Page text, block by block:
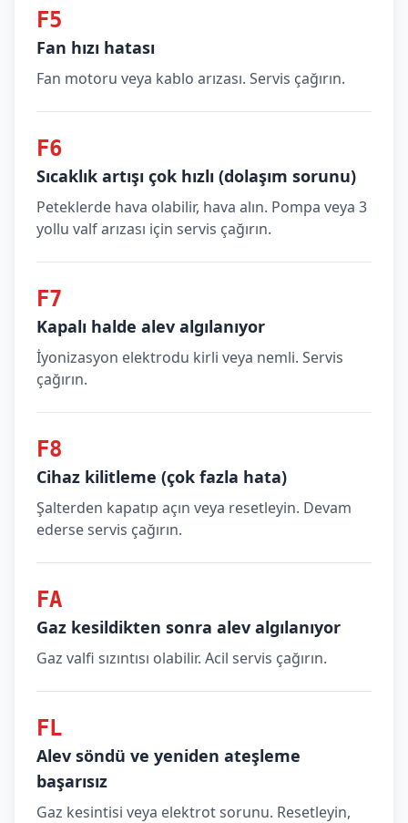
F5
Fan hızı hatası
Fan motoru veya kablo arızası. Servis çağırın.
F6
Sıcaklık artışı çok hızlı (dolaşım sorunu)
Peteklerde hava olabilir, hava alın. Pompa veya 3
yollu valf arızası için servis çağırın.
F7
Kapalı halde alev algılanıyor
İyonizasyon elektrodu kirli veya nemli. Servis
çağırın.
F8
Cihaz kilitleme (çok fazla hata)
Şalterden kapatıp açın veya resetleyin. Devam
ederse servis çağırın.
FA
Gaz kesildikten sonra alev algılanıyor
Gaz valfi sızıntısı olabilir. Acil servis çağırın.
FL
Alev söndü ve yeniden ateşleme
başarısız
Gaz kesintisi veya elektrot sorunu. Resetleyin,